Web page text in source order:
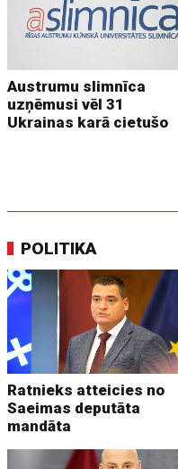
Austrumu slimnīca
uzņēmusi vēl 31
Ukrainas karā cietušo
POLITIKA
Ratnieks atteicies no
Saeimas deputāta
mandāta